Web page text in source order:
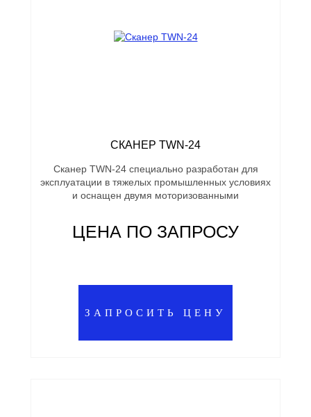
СКАНЕР TWN-24
Сканер TWN-24 специально разработан для
эксплуатации в тяжелых промышленных условиях
и оснащен двумя моторизованными
ЦЕНА ПО ЗАПРОСУ
ЗАПРОСИТЬ ЦЕНУ